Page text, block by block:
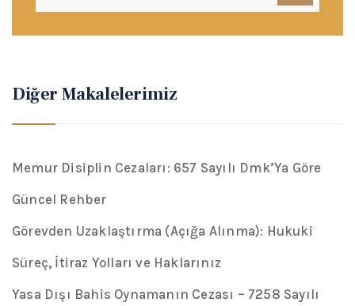
Diğer Makalelerimiz
Memur Disiplin Cezaları: 657 Sayılı Dmk’Ya Göre
Güncel Rehber
Görevden Uzaklaştırma (Açığa Alınma): Hukuki
Süreç, İtiraz Yolları ve Haklarınız
Yasa Dışı Bahis Oynamanın Cezası – 7258 Sayılı